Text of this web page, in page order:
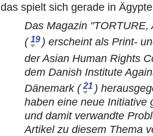
das spielt sich gerade in
Das Magazin
( 19 ) erscheint als Print-
der Asian Human Rights
dem Danish Institute
Dänemark ( 21 )
haben eine neue Initiative
und damit verwandte
Artikel zu diesem Thema